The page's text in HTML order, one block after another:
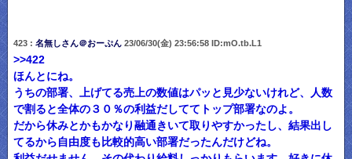
423 : 名無しさん＠おーぷん23/06/30(金) 23:56:58 ID:mO.tb.L1
>>422
ほんとにね。
うちの部署、上げてる売上の数値はパッと見少ないけれど、人数
で割ると全体の３０％の利益だしててトップ部署なのよ。
だから休みとかもかなり融通きいて取りやすかったし、結果出し
てるから自由度も比較的高い部署だったんだけどね。